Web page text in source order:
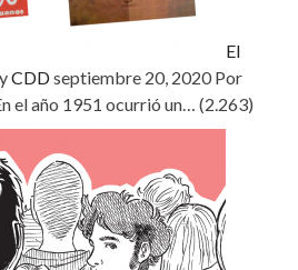
El
CDDseptiembre 20, 2020 Por
el año 1951 ocurrió un…
(2.263)